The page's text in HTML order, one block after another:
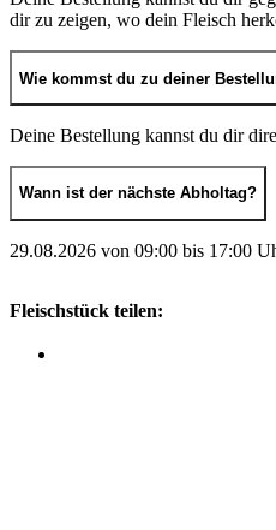
dir zu zeigen, wo dein Fleisch
Wie kommst du zu deiner
Deine Bestellung kannst du dir
Wann ist der nächste Abholtag?
29.08.2026 von 09:00 bis 17:00
Fleischstück teilen: